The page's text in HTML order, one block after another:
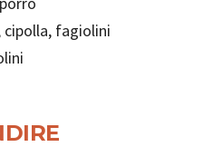
cipolla, fagiolini